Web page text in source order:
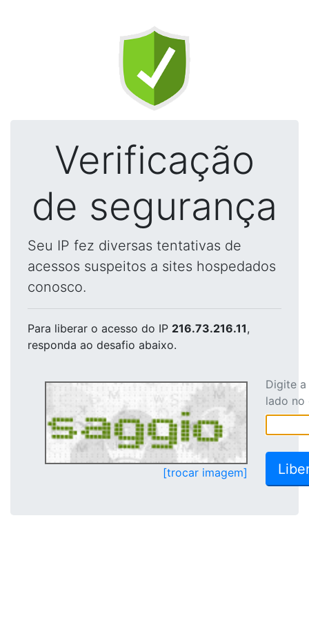
Verificação
de segurança
Seu IP fez diversas tentativas de
acessos suspeitos a sites hospedados
conosco.
Para liberar o acesso do IP 216.73.216.11,
responda ao desafio abaixo.
[trocar imagem]
Digite
lado no